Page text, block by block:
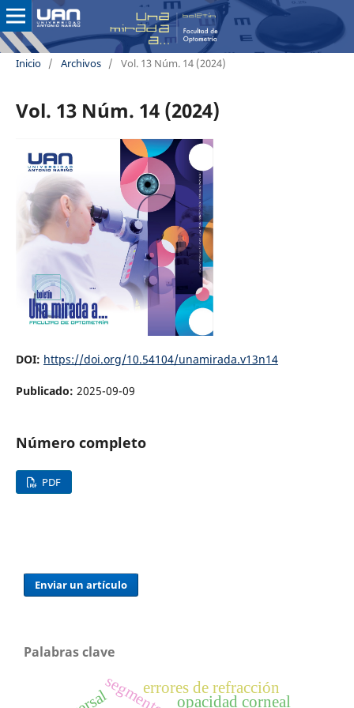
Inicio / Archivos / Vol. 13 Núm. 14 (2024)
Vol. 13 Núm. 14 (2024)
DOI: https://doi.org/10.54104/unamirada.v13n14
Publicado: 2025-09-09
Número completo
PDF
Enviar un artículo
Palabras clave
opacidad corneal
errores de refracción